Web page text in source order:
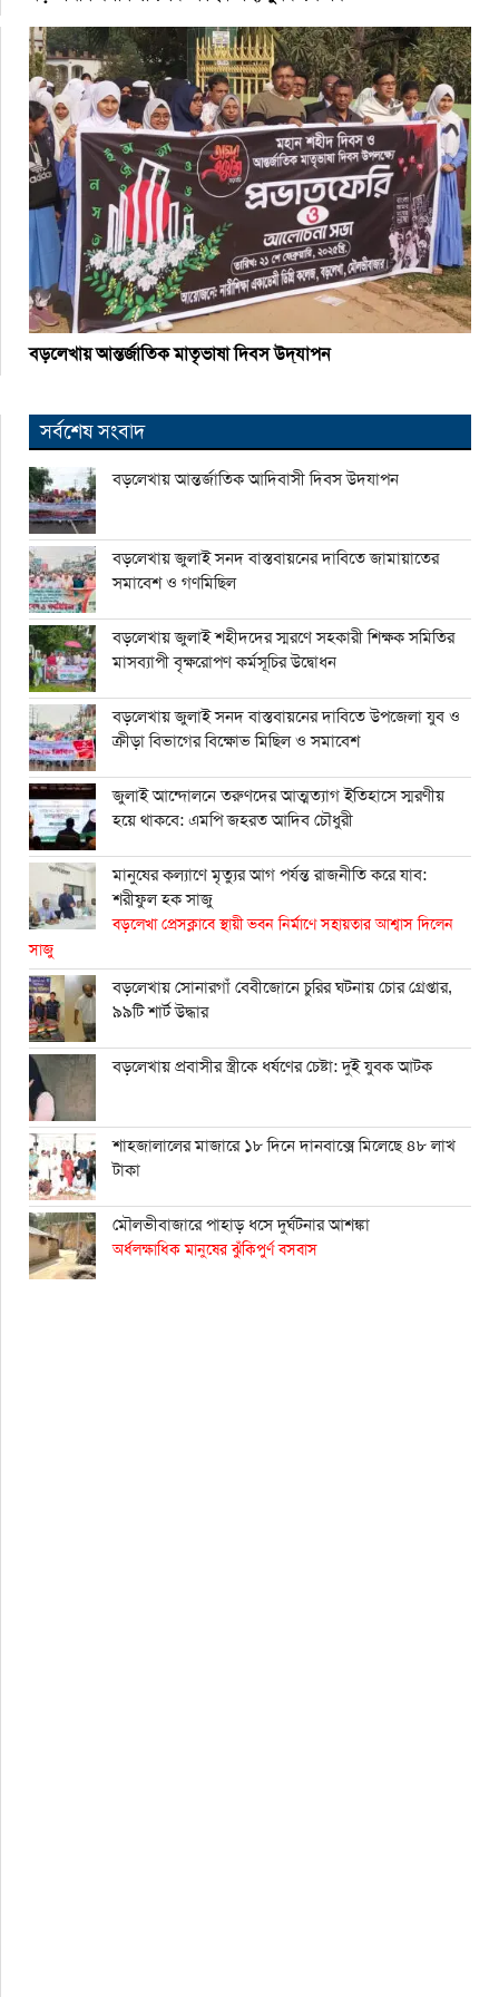
বড়লেখায় আন্তর্জাতিক মাতৃভাষা দিবস উদ্‌যাপন
সর্বশেষ সংবাদ
বড়লেখায় আন্তর্জাতিক আদিবাসী দিবস উদযাপন
বড়লেখায় জুলাই সনদ বাস্তবায়নের দাবিতে জামায়াতের
সমাবেশ ও গণমিছিল
বড়লেখায় জুলাই শহীদদের স্মরণে সহকারী শিক্ষক সমিতির
মাসব্যাপী বৃক্ষরোপণ কর্মসূচির উদ্বোধন
বড়লেখায় জুলাই সনদ বাস্তবায়নের দাবিতে উপজেলা যুব ও
ক্রীড়া বিভাগের বিক্ষোভ মিছিল ও সমাবেশ
জুলাই আন্দোলনে তরুণদের আত্মত্যাগ ইতিহাসে স্মরণীয়
হয়ে থাকবে: এমপি জহরত আদিব চৌধুরী
মানুষের কল্যাণে মৃত্যুর আগ পর্যন্ত রাজনীতি করে যাব:
শরীফুল হক সাজু
বড়লেখা প্রেসক্লাবে স্থায়ী ভবন নির্মাণে সহায়তার আশ্বাস দিলেন
সাজু
বড়লেখায় সোনারগাঁ বেবীজোনে চুরির ঘটনায় চোর গ্রেপ্তার,
৯৯টি শার্ট উদ্ধার
বড়লেখায় প্রবাসীর স্ত্রীকে ধর্ষণের চেষ্টা: দুই যুবক আটক
শাহ্জালালের মাজারে ১৮ দিনে দানবাক্সে মিলেছে ৪৮ লাখ
টাকা
মৌলভীবাজারে পাহাড় ধসে দুর্ঘটনার আশঙ্কা
অর্ধলক্ষাধিক মানুষের ঝুঁকিপুর্ণ বসবাস